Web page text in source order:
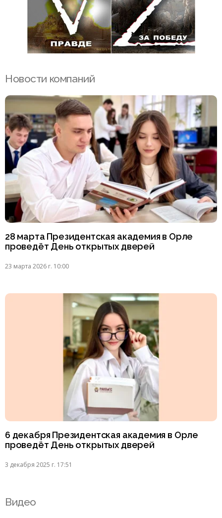
Новости компаний
28 марта Президентская академия в Орле
проведёт День открытых дверей
23 марта 2026 г. 10:00
6 декабря Президентская академия в Орле
проведёт День открытых дверей
3 декабря 2025 г. 17:51
Видео